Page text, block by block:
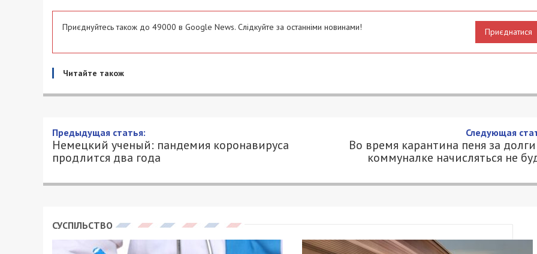
Приєднуйтесь також до 49000 в Google News. Слідкуйте за останніми новинами! Приєднатися
Читайте також
Немецкий ученый: пандемия коронавируса продлится два
года
17/03/2020 - 16:30
коронавируса может продлиться до двух лет. Об этом сообщает «